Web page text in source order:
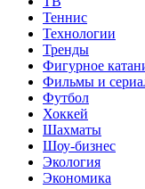
Теннис
Технологии
Тренды
Фигурное
Фильмы и
Футбол
Хоккей
Шахматы
Шоу-бизнес
Экология
Экономика